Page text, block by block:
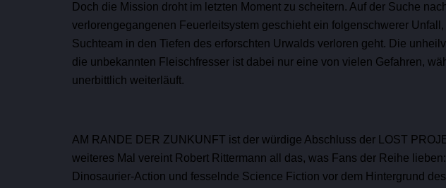
Doch die Mission droht im letzten Moment zu scheitern. Auf der Suche
verlorengegangenen Feuerleitsystem geschieht ein folgenschwerer
Suchteam in den Tiefen des erforschten Urwalds verloren geht. Die
die unbekannten Fleischfresser ist dabei nur eine von vielen Gefahren,
unerbittlich weiterläuft.
AM RANDE DER ZUNKUNFT ist der würdige Abschluss der LOST
weiteres Mal vereint Robert Rittermann all das, was Fans der Reihe
Dinosaurier-Action und fesselnde Science Fiction vor dem Hintergrund